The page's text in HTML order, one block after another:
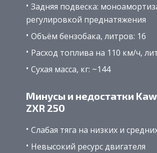
Задняя подвеска:
регулировкой преднатяжения
Объём бензобака, литров: 16
Расход топлива на 110 км/ч,
Сухая масса, кг: ~144
Минусы и недостатки
ZXR 250
Слабая тяга на низких и
Невысокий ресурс двигателя